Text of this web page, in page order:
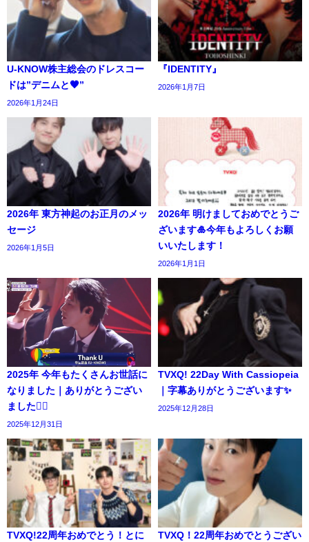
U-KNOW株主総会のドレスコー
ドは”デニムと🖤”
2026年1月24日
『IDENTITY』
2026年1月7日
2026年 東方神起のお正月のメッ
セージ
2026年1月5日
2026年 明けましておめでとうご
ざいます🎍今年もよろしくお願
いいたします！
2026年1月1日
2025年 今年もたくさんお世話に
なりました｜ありがとうござい
ました🙇‍♀️
2025年12月31日
TVXQ! 22Day With Cassiopeia
｜字幕ありがとうございます✨️
2025年12月28日
TVXQ!22周年おめでとう！とに
TVXQ！22周年おめでとうござい